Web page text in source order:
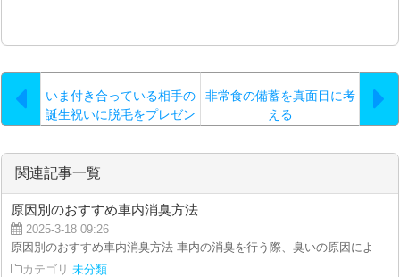
いま付き合っている相手の
誕生祝いに脱毛をプレゼン
非常食の備蓄を真面目に考
える
関連記事一覧
原因別のおすすめ車内消臭方法
2025-3-18 09:26
原因別のおすすめ車内消臭方法 車内の消臭を行う際、臭いの原因によっ
カテゴリ 未分類